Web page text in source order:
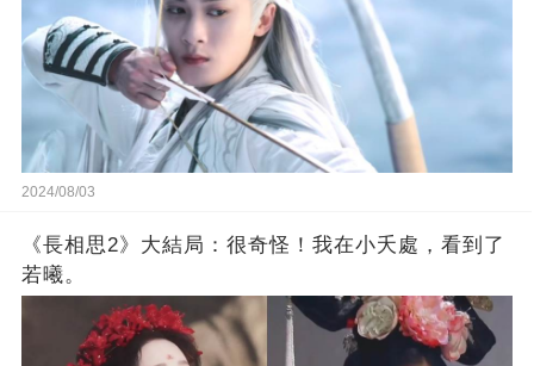
2024/08/03
《長相思2》大結局：很奇怪！我在小夭處，看到了
若曦。